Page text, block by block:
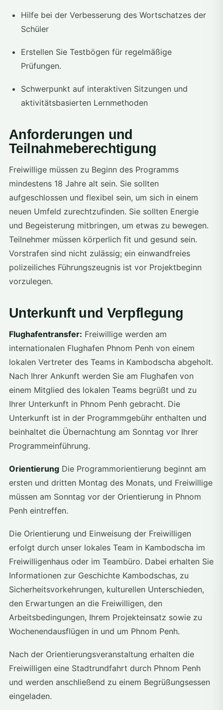
Hilfe bei der Verbesserung des Wortschatzes der
Schüler
Erstellen Sie Testbögen für regelmäßige
Prüfungen.
Schwerpunkt auf interaktiven Sitzungen und
aktivitätsbasierten Lernmethoden
Anforderungen und
Teilnahmeberechtigung
Freiwillige müssen zu Beginn des Programms
mindestens 18 Jahre alt sein. Sie sollten
aufgeschlossen und flexibel sein, um sich in einem
neuen Umfeld zurechtzufinden. Sie sollten Energie
und Begeisterung mitbringen, um etwas zu bewegen.
Teilnehmer müssen körperlich fit und gesund sein.
Vorstrafen sind nicht zulässig; ein einwandfreies
polizeiliches Führungszeugnis ist vor Projektbeginn
vorzulegen.
Unterkunft und Verpflegung
Flughafentransfer: Freiwillige werden am
internationalen Flughafen Phnom Penh von einem
lokalen Vertreter des Teams in Kambodscha abgeholt.
Nach Ihrer Ankunft werden Sie am Flughafen von
einem Mitglied des lokalen Teams begrüßt und zu
Ihrer Unterkunft in Phnom Penh gebracht. Die
Unterkunft ist in der Programmgebühr enthalten und
beinhaltet die Übernachtung am Sonntag vor Ihrer
Programmeinführung.
Orientierung Die Programmorientierung beginnt am
ersten und dritten Montag des Monats, und Freiwillige
müssen am Sonntag vor der Orientierung in Phnom
Penh eintreffen.
Die Orientierung und Einweisung der Freiwilligen
erfolgt durch unser lokales Team in Kambodscha im
Freiwilligenhaus oder im Teambüro. Dabei erhalten Sie
Informationen zur Geschichte Kambodschas, zu
Sicherheitsvorkehrungen, kulturellen Unterschieden,
den Erwartungen an die Freiwilligen, den
Arbeitsbedingungen, Ihrem Projekteinsatz sowie zu
Wochenendausflügen in und um Phnom Penh.
Nach der Orientierungsveranstaltung erhalten die
Freiwilligen eine Stadtrundfahrt durch Phnom Penh
und werden anschließend zu einem Begrüßungsessen
eingeladen.